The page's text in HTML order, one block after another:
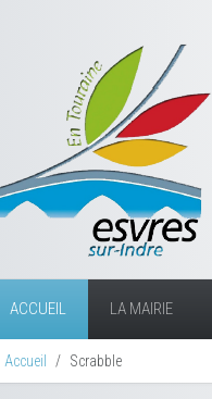
ACCUEIL LA MAIRIE
Accueil Scrabble